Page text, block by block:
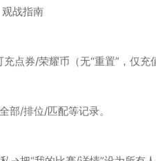
战指南
点券/荣耀币（无“重置”，仅充
部/排位/匹配等记录。